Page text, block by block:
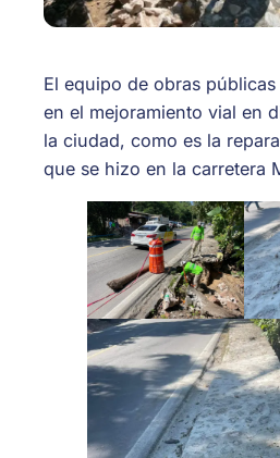
El equipo de obras
en el mejoramiento vial en
la ciudad, como es la
que se hizo en la carretera